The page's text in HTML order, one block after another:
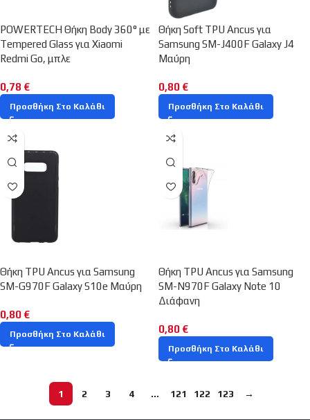
POWERTECH Θήκη Body 360° με
Tempered Glass για Xiaomi
Redmi Go, μπλε
0,78 €
Προσθήκη Στο Καλάθι
Θήκη Soft TPU Ancus για
Samsung SM-J400F Galaxy J4
Μαύρη
0,80 €
Προσθήκη Στο Καλάθι
Θήκη TPU Ancus για Samsung
SM-G970F Galaxy S10e Μαύρη
0,80 €
Προσθήκη Στο Καλάθι
Θήκη TPU Ancus για Samsung
SM-N970F Galaxy Note 10
Διάφανη
0,80 €
Προσθήκη Στο Καλάθι
1 2 3 4 … 121 122 123 →